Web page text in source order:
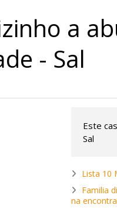
a
- Sal
Este
Sal
Lista 10
Familia
na